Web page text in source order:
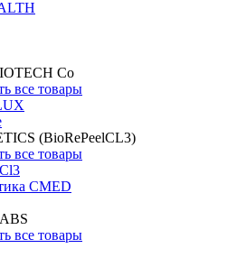
Co
все товары
(BioRePeelCL3)
все товары
CMED
все товары